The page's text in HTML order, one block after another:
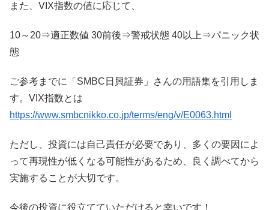
また、VIX指数の値に応じて、
10～20⇒適正数値 30前後⇒警戒状態 40以上⇒パニック状
態
ご参考までに「SMBC日興証券」さんの用語集を引用しま
す。VIX指数とは
https://www.smbcnikko.co.jp/terms/eng/v/E0063.html
ただし、投資には自己責任が必要であり、多くの要因によ
って再現性が低くなる可能性があるため、良く調べてから
実施することが大切です。
今後の投資に役立てていただけると幸いです！